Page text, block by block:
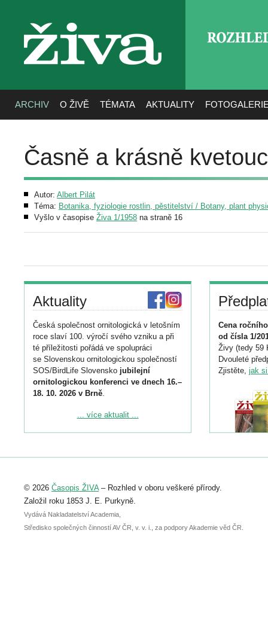
živa
ARCHIV O ŽIVĚ TÉMATA AKTUALITY
Časně a krásně
Autor: Albert Pilát
Téma: Botanika, fyziologie rostlin, pěstitelství / Botany, plant
Vyšlo v časopise Živa 1/1958 na straně 16
Aktuality
Česká společnost ornitologická v letošním
roce slaví 100. výročí svého vzniku a při
té příležitosti pořádá ve spolupráci
se Slovenskou ornitologickou společností
SOS/BirdLife Slovensko jubilejní
ornitologickou konferenci ve dnech 16.–
18. 10. 2026 v Brně.
Podrobnější informace ke konferenci
Registrovat se můžete do 6. září.
abstraktu přihlášené přednášky nebo
posteru je už 30. června.
... více aktualit ...
Cena
od čísla 1/
Živy (tedy 59
Dvouleté
Zjistěte, jak
© 2026 Časopis ŽIVA– Rozhled v oboru veškeré přírody.
Založil roku 1853 J. E. Purkyně.
Vydává Nakladatelství Academia,
Středisko společných činností AV ČR, v. v. i., za podpory Akademie věd ČR.